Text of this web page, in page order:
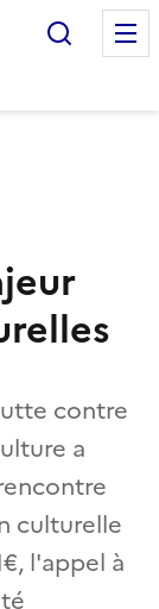
contre
a
culturelle
l'appel à